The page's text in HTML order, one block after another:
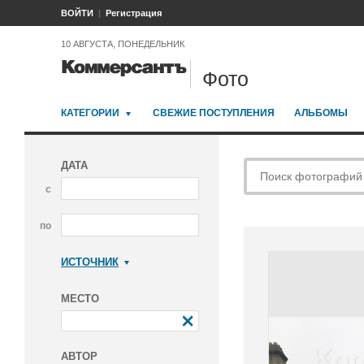
ВОЙТИ Регистрация
10 АВГУСТА, ПОНЕДЕЛЬНИК
Фото
КАТЕГОРИИ СВЕЖИЕ ПОСТУПЛЕНИЯ АЛЬБОМЫ
ДАТА
с
по
ИСТОЧНИК
МЕСТО
АВТОР